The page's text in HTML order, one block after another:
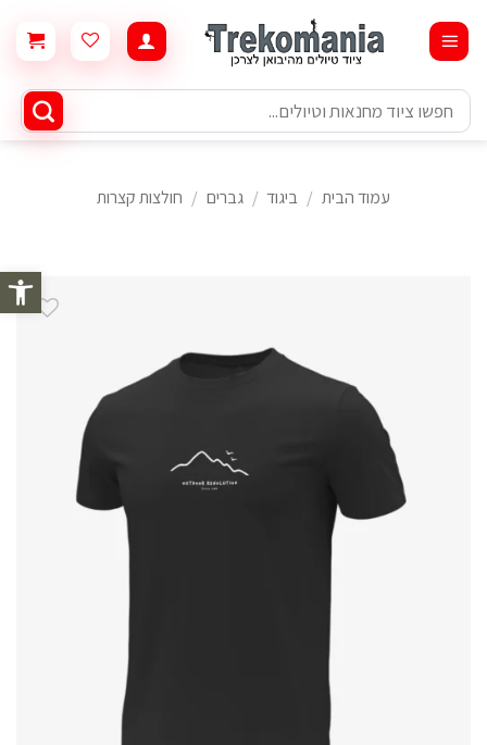
פתח
content
חיפוש
עבור:
עמוד הבית / ביגוד / גברים / חולצות קצרות